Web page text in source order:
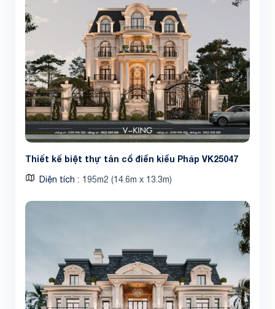
Thiết kế biệt thự tân cổ điển kiểu Pháp VK25047
Diện tích 195m2 (14.6m x 13.3m)